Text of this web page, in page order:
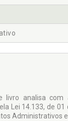
livro analisa
Lei 14.133, de
Administrativos